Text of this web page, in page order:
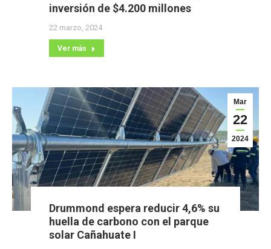
inversión de $4.200 millones
22 marzo, 2024
Ver más
Mar
22
2024
Drummond espera reducir 4,6% su
huella de carbono con el parque
solar Cañahuate I